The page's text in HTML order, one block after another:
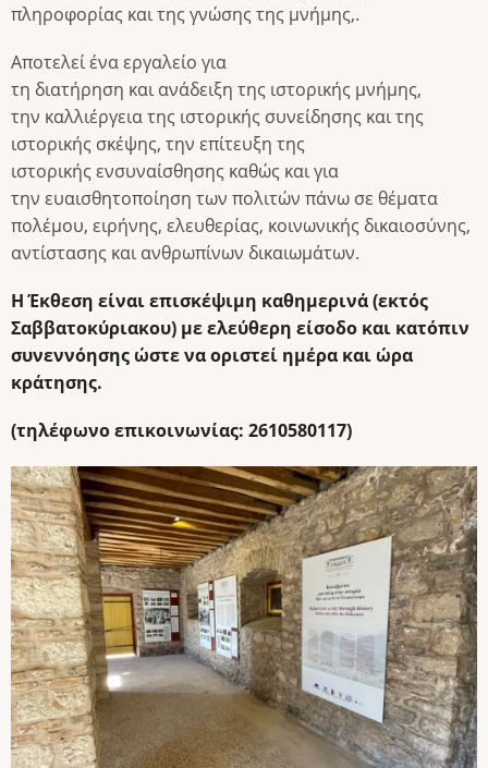
πληροφορίας και της γνώσης της μνήμης,.
Αποτελεί ένα εργαλείο για
τη διατήρηση και ανάδειξη της ιστορικής μνήμης,
την καλλιέργεια της ιστορικής συνείδησης και της
ιστορικής σκέψης, την επίτευξη της
ιστορικής ενσυναίσθησης καθώς και για
την ευαισθητοποίηση των πολιτών πάνω σε θέματα
πολέμου, ειρήνης, ελευθερίας, κοινωνικής δικαιοσύνης,
αντίστασης και ανθρωπίνων δικαιωμάτων.
Η Έκθεση είναι επισκέψιμη καθημερινά (εκτός
Σαββατοκύριακου) με ελεύθερη είσοδο και κατόπιν
συνεννόησης ώστε να οριστεί ημέρα και ώρα
κράτησης.
(τηλέφωνο επικοινωνίας: 2610580117)